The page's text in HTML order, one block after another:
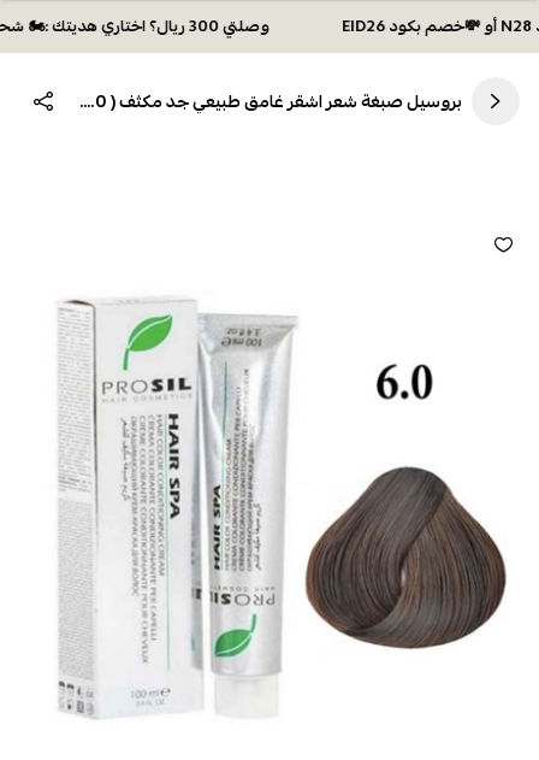
وصلتي 300 ريال؟ اختاري هديتك :🏍 شحن مجاني بكود N28 أو 💸خصم بكود EID26
بروسيل صبغة شعر اشقر غامق طبيعي جد مكثف ( 6.0 ) – 100 مل